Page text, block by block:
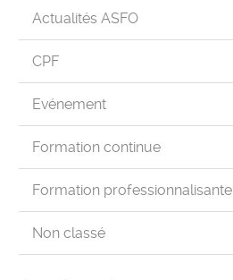
Actualités ASFO
CPF
Evénement
Formation continue
Formation professionnalisante
Non classé